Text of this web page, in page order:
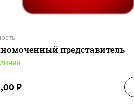
представитель
₽